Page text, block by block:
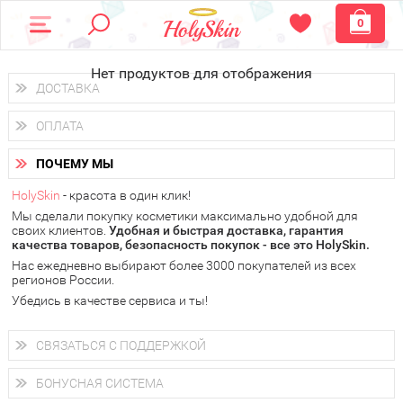
0
Нет продуктов для отображения
ДОСТАВКА
Доставка осуществляетсяпо всем городам России.
Вы можете выбрать доставку курьером, Почтой России или
получить заказ в пунктах выдачи PickPoint или пункте
самовывоза.
В 20 городах России доставка осуществляется ужена
следующий день.
у Вас всегда есть возможность получитьбесплатную
доставку от HolySkin.
подробнее об условиях доставки и оплаты в Вашем городе
ОПЛАТА
Вы можете оплатить свой заказ любым удобным способом:
наличными деньгами (
через интернет-банк (Альфа-банк, Сбербанк) и другими
электронными способами.
ПОЧЕМУ МЫ
HolySkin - красота в один клик!
Мы сделали покупку косметики максимально удобной для
своих клиентов. Удобная и быстрая доставка, гарантия
качества товаров, безопасность покупок - все это HolySkin.
Нас ежедневно выбирают более 3000 покупателей из всех
регионов России.
Убедись в качестве сервиса и ты!
СВЯЗАТЬСЯ С ПОДДЕРЖКОЙ
+7 (800) 707-24-55
Мы будем рады ответить на все Ваши вопросы по работе
магазина, проконсультировать по товарам, рассказать о
БОНУСНАЯ СИСТЕМА